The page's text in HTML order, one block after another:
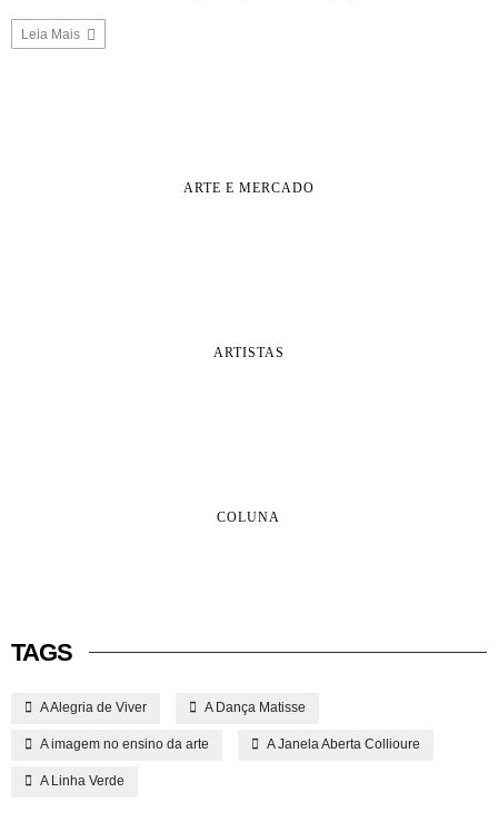
Leia Mais
ARTE E MERCADO
ARTISTAS
COLUNA
TAGS
A Alegria de Viver A Dança Matisse
A imagem no ensino da arte A Janela Aberta Collioure
A Linha Verde